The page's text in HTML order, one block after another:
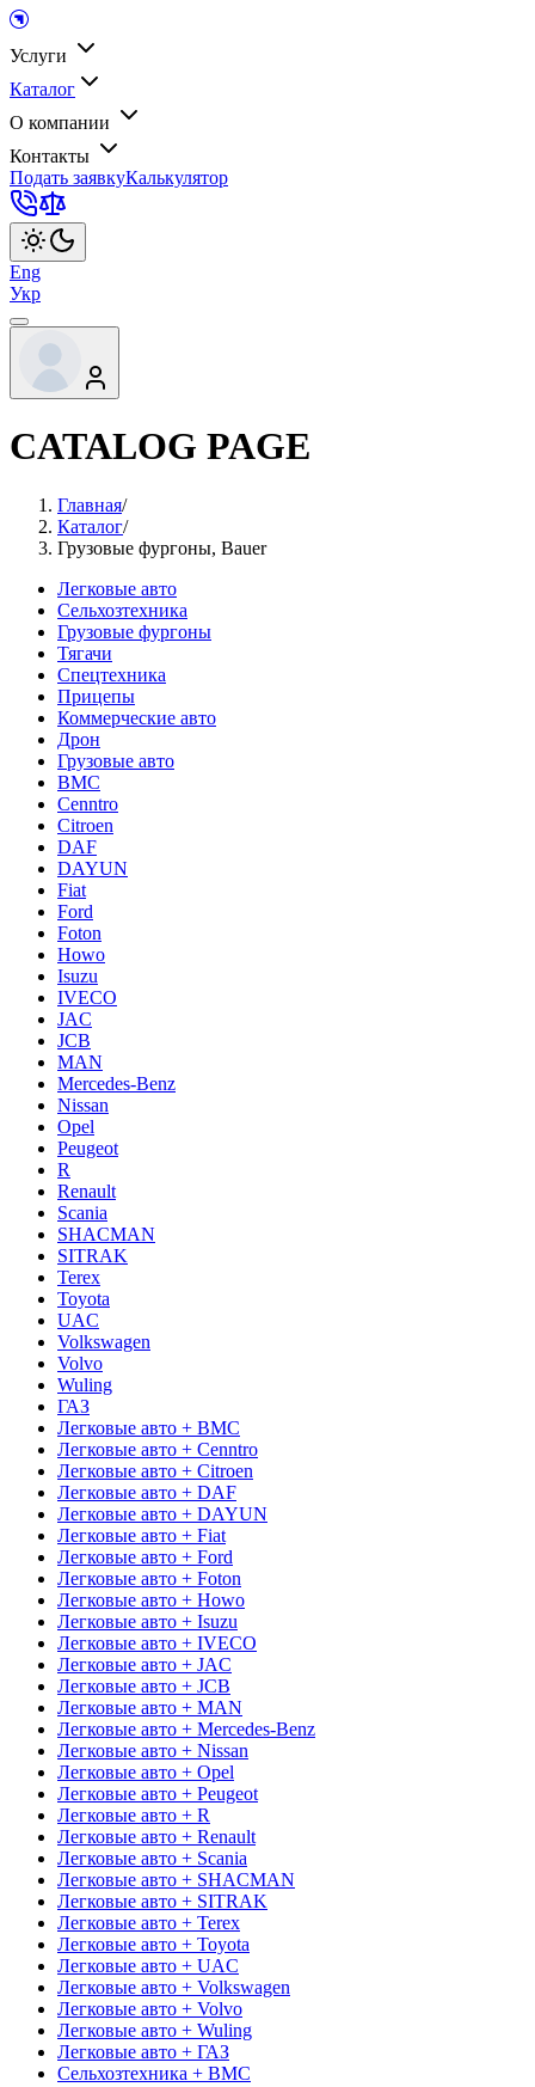
Услуги
Каталог
О компании
Контакты
Подать заявкуКалькулятор
Eng
Укр
CATALOG PAGE
Главная/
Каталог/
Грузовые фургоны, Bauer
Легковые авто
Сельхозтехника
Грузовые фургоны
Тягачи
Спецтехника
Прицепы
Коммерческие авто
Дрон
Грузовые авто
BMC
Cenntro
Citroen
DAF
DAYUN
Fiat
Ford
Foton
Howo
Isuzu
IVECO
JAC
JCB
MAN
Mercedes-Benz
Nissan
Opel
Peugeot
R
Renault
Scania
SHACMAN
SITRAK
Terex
Toyota
UAC
Volkswagen
Volvo
Wuling
ГАЗ
Легковые авто + BMC
Легковые авто + Cenntro
Легковые авто + Citroen
Легковые авто + DAF
Легковые авто + DAYUN
Легковые авто + Fiat
Легковые авто + Ford
Легковые авто + Foton
Легковые авто + Howo
Легковые авто + Isuzu
Легковые авто + IVECO
Легковые авто + JAC
Легковые авто + JCB
Легковые авто + MAN
Легковые авто + Mercedes-Benz
Легковые авто + Nissan
Легковые авто + Opel
Легковые авто + Peugeot
Легковые авто + R
Легковые авто + Renault
Легковые авто + Scania
Легковые авто + SHACMAN
Легковые авто + SITRAK
Легковые авто + Terex
Легковые авто + Toyota
Легковые авто + UAC
Легковые авто + Volkswagen
Легковые авто + Volvo
Легковые авто + Wuling
Легковые авто + ГАЗ
Сельхозтехника + BMC